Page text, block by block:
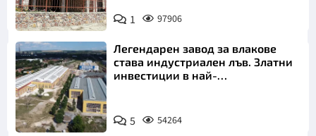
1 97906
Легендарен завод за влакове
става индустриален лъв. Златни
инвестиции в най-
5 54264